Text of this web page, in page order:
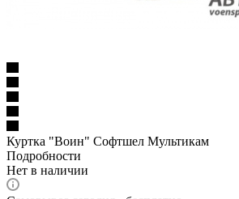
Куртка "Воин" Софтшел Мультикам
Подробности
Нет в наличии